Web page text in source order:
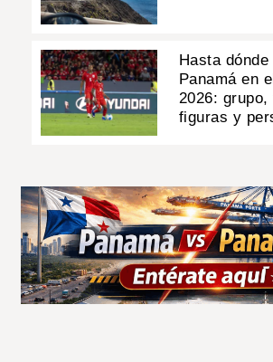
Hasta
Panamá en
2026: grupo,
figuras y